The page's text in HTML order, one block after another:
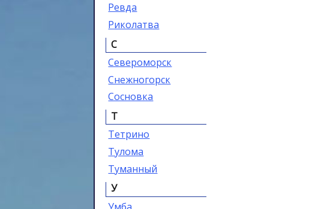
Ревда
Риколатва
С
Североморск
Снежногорск
Сосновка
Т
Тетрино
Тулома
Туманный
У